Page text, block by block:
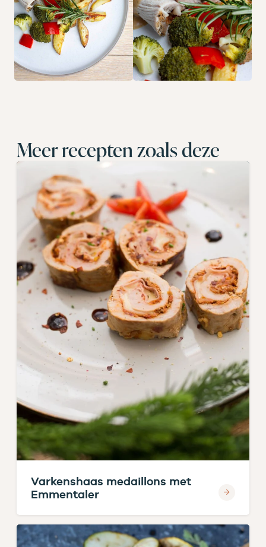
Meer recepten zoals deze
Varkenshaas medaillons met
Emmentaler